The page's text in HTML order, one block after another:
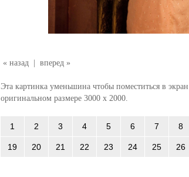
« назад вперед »
Эта картинка уменьшина чтобы поместиться в
оригинальном размере 3000 x 2000.
1 2 3 4 5 6 7 8
19 20 21 22 23 24 25 26